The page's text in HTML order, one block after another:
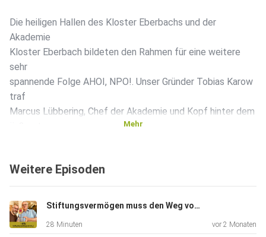
Die heiligen Hallen des Kloster Eberbachs und der
Akademie
Kloster Eberbach bildeten den Rahmen für eine weitere
sehr
spannende Folge AHOI, NPO!. Unser Gründer Tobias Karow
traf
Marcus Lübbering, Chef der Akademie und Kopf hinter dem
Sichtbarsein von Stiftungshandeln, und warum Stiftungen
wichtig sind für eine resiliente Gesellschaft. Ein Podcast
also
mit Flughöhe, aber von oben sortiert es sich manchmal
Mehr
Weitere Episoden
Stiftungsvermögen muss den Weg vom Verwalten zum Gestalten finden
28 Minuten vor 2 Monaten